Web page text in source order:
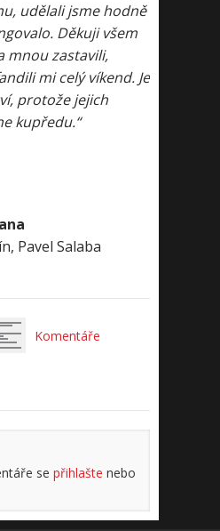
udělali jsme hodně
Děkuji všem
mnou zastavili,
mi celý víkend. Je
protože jejich
kupředu.“
Pavel Salaba
Komentáře
se přihlašte nebo